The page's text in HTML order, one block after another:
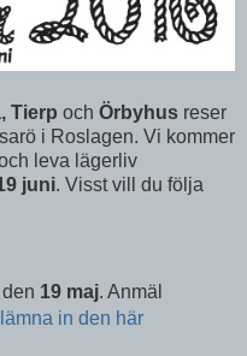
Tierp och Örbyhus reser
i Roslagen. Vi kommer
leva lägerliv
juni. Visst vill du följa
19 maj. Anmäl
in den här